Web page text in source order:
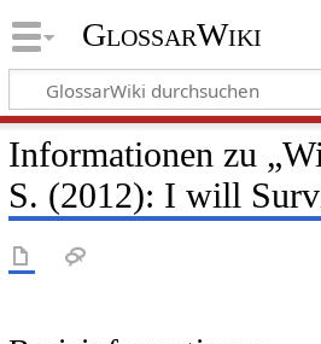
GlossarWiki
Informationen zu
S. (2012): I will